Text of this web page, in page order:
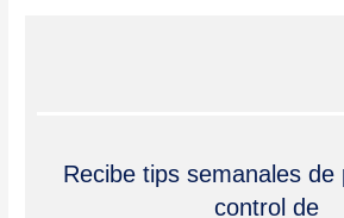
Recibe tips semanales de
control de